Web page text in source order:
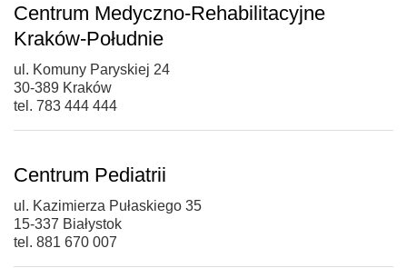
Centrum Medyczno-Rehabilitacyjne
Kraków-Południe
ul. Komuny Paryskiej 24
30-389 Kraków
tel. 783 444 444
Centrum Pediatrii
ul. Kazimierza Pułaskiego 35
15-337 Białystok
tel. 881 670 007